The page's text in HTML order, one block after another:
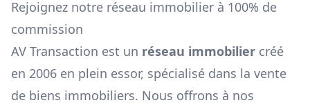
Rejoignez notre réseau immobilier à 100% de
commission
AV Transaction est un réseau immobilier créé
en 2006 en plein essor, spécialisé dans la vente
de biens immobiliers. Nous offrons à nos